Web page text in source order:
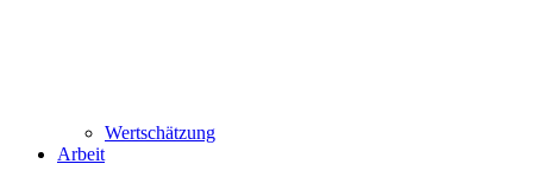
Wertschätzung
Arbeit